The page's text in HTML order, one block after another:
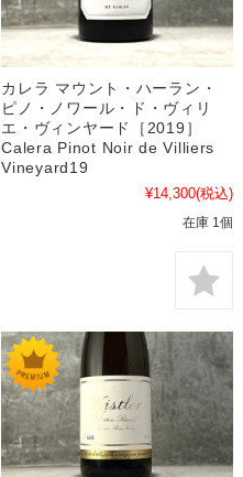
カレラ マウント・ハーラン・
ピノ・ノワール・ド・ヴィリ
エ・ヴィンヤード［2019］
Calera Pinot Noir de Villiers
Vineyard19
¥14,300(税込)
在庫 1個